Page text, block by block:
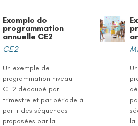
Exemple de
programmation
annuelle CE2
CE2
Un exemple de
programmation niveau
CE2 découpé par
trimestre et par période à
partir des séquences
proposées par la
la